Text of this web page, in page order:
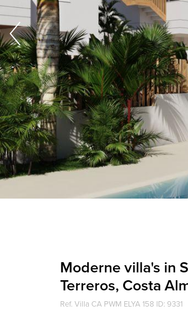
Moderne villa's in
Terreros, Costa
Ref. Villa CA PWM ELYA 158 ID: 9331